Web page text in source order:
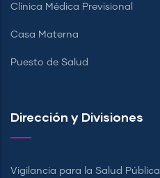
Clínica Médica Previsional
Casa Materna
Puesto de Salud
Dirección y Divisiones
Vigilancia para la Salud Pública